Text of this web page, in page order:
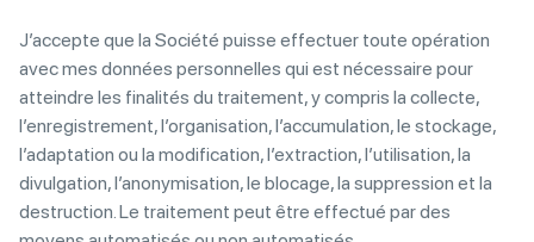
J’accepte que la Société puisse effectuer toute opération
avec mes données personnelles qui est nécessaire pour
atteindre les finalités du traitement, y compris la collecte,
l’enregistrement, l’organisation, l’accumulation, le stockage,
l’adaptation ou la modification, l’extraction, l’utilisation, la
divulgation, l’anonymisation, le blocage, la suppression et la
destruction. Le traitement peut être effectué par des